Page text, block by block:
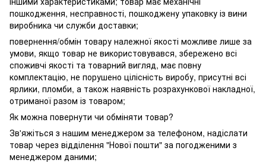
пошкодження, несправності, пошкоджену упаковку із вини
виробника чи служби доставки;
повернення/обмін товару належної якості можливе лише за
умови, якщо товар не використовувався, збережено всі
споживчі якості та товарний вигляд, має повну
комплектацію, не порушено цілісність виробу, присутні всі
ярлики, пломби, а також наявність розрахункової накладної,
отриманої разом із товаром;
Як можна повернути чи обміняти товар?
Зв'яжіться з нашим менеджером за телефоном, надіслати
товар через відділення "Нової пошти" за погодженими з
менеджером даними;